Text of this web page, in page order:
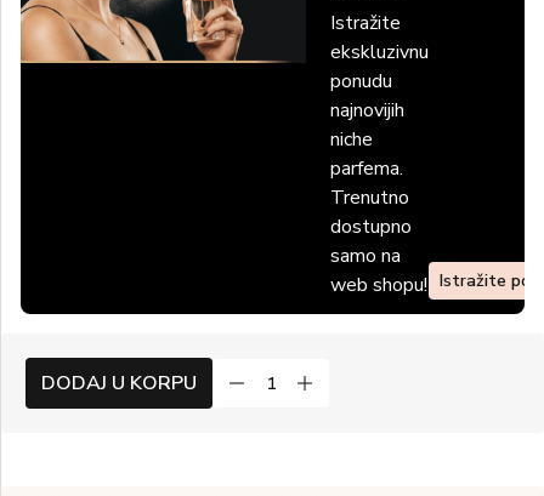
Istražite
ekskluzivnu
ponudu
najnovijih
niche
parfema.
Trenutno
dostupno
samo na
web shopu! Istražite
DODAJ U KORPU